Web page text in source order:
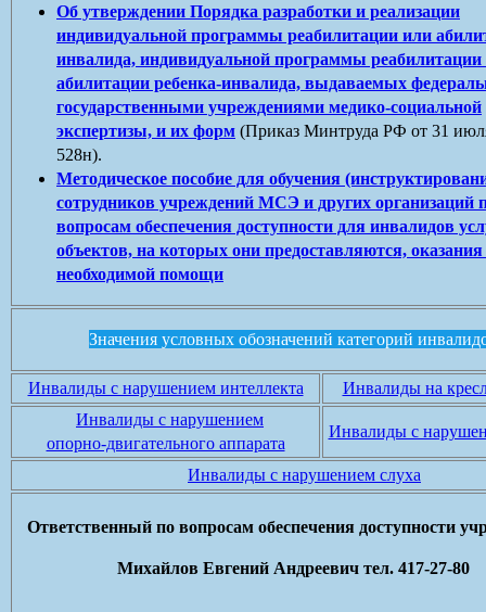
Об утверждении Порядка разработки и реализации
индивидуальной программы реабилитации или
инвалида, индивидуальной программы реабилитации
абилитации ребенка-инвалида, выдаваемых
государственными учреждениями медико-социальной
экспертизы, и их форм (Приказ Минтруда РФ от 31
528н).
Методическое пособие для обучения
сотрудников учреждений МСЭ и других организаций
вопросам обеспечения доступности для инвалидов
объектов, на которых они предоставляются,
необходимой помощи
Значения условных обозначений категорий
Инвалиды с нарушением интеллекта
Инвалиды на
Инвалиды с нарушением
опорно-двигательного аппарата
Инвалиды с
Инвалиды с нарушением слуха
Ответственный по вопросам обеспечения доступности
Михайлов Евгений Андреевич тел. 417-27-80